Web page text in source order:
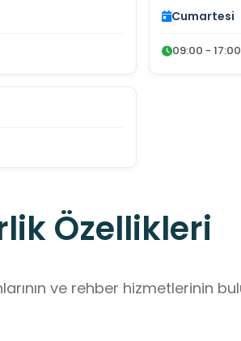
Cumartesi
09:00 - 17:00
Özellikleri
ve rehber hizmetlerinin